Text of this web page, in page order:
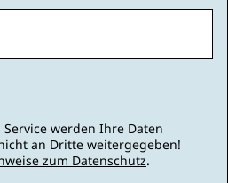
werden Ihre Daten
an Dritte weitergegeben!
zum Datenschutz.